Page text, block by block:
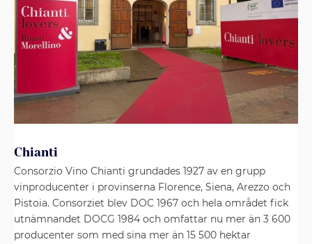
Chianti
Consorzio Vino Chianti grundades 1927 av en grupp
vinproducenter i provinserna Florence, Siena, Arezzo och
Pistoia. Consorziet blev DOC 1967 och hela området fick
utnämnandet DOCG 1984 och omfattar nu mer än 3 600
producenter som med sina mer än 15 500 hektar